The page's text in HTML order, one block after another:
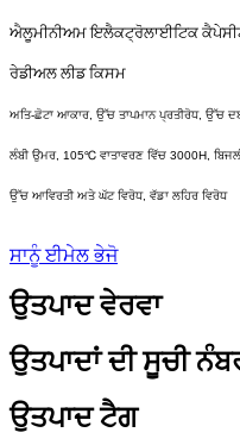
ਐਲੂਮੀਨੀਅਮ ਇਲੈਕਟ੍ਰੋਲਾਈਟਿਕ
ਰੇਡੀਅਲ ਲੀਡ ਕਿਸਮ
ਅਤਿ-ਛੋਟਾ ਆਕਾਰ, ਉੱਚ ਤਾਪਮਾਨ ਪ੍ਰਤੀਰੋਧ, ਉੱਚ
ਲੰਬੀ ਉਮਰ, 105℃ ਵਾਤਾਵਰਣ ਵਿੱਚ 3000H,
ਉੱਚ ਆਵਿਰਤੀ ਅਤੇ ਘੱਟ ਵਿਰੋਧ, ਵੱਡਾ ਲਹਿਰ ਵਿਰੋਧ
ਸਾਨੂੰ ਈਮੇਲ ਭੇਜੋ
ਉਤਪਾਦ ਵੇਰਵਾ
ਉਤਪਾਦਾਂ ਦੀ ਸੂਚੀ
ਉਤਪਾਦ ਟੈਗ